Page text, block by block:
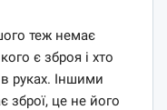
теж немає
є зброя і хто
руках. Іншими
це не його